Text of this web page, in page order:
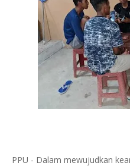
PPU - Dalam mewujudkan